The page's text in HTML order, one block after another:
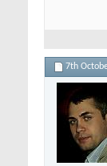
7th